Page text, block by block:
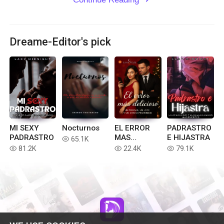
Dreame-Editor's pick
MI SEXY
PADRASTRO
read 81.2K
Nocturnos
read 65.1K
EL ERROR
MAS
DELICIOSO
read 22.4K
PADRASTRO
E HIJASTRA
read 79.1K